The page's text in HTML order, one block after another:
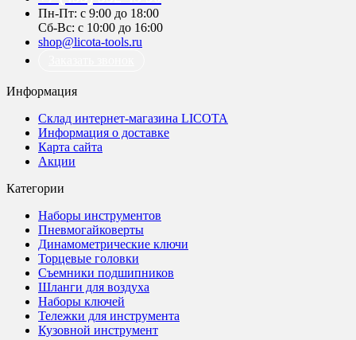
Пн-Пт: с 9:00 до 18:00
Сб-Вс: с 10:00 до 16:00
shop@licota-tools.ru
Информация
Склад интернет-магазина LICOTA
Информация о доставке
Карта сайта
Акции
Категории
Наборы инструментов
Пневмогайковерты
Динамометрические ключи
Торцевые головки
Съемники подшипников
Шланги для воздуха
Наборы ключей
Тележки для инструмента
Кузовной инструмент